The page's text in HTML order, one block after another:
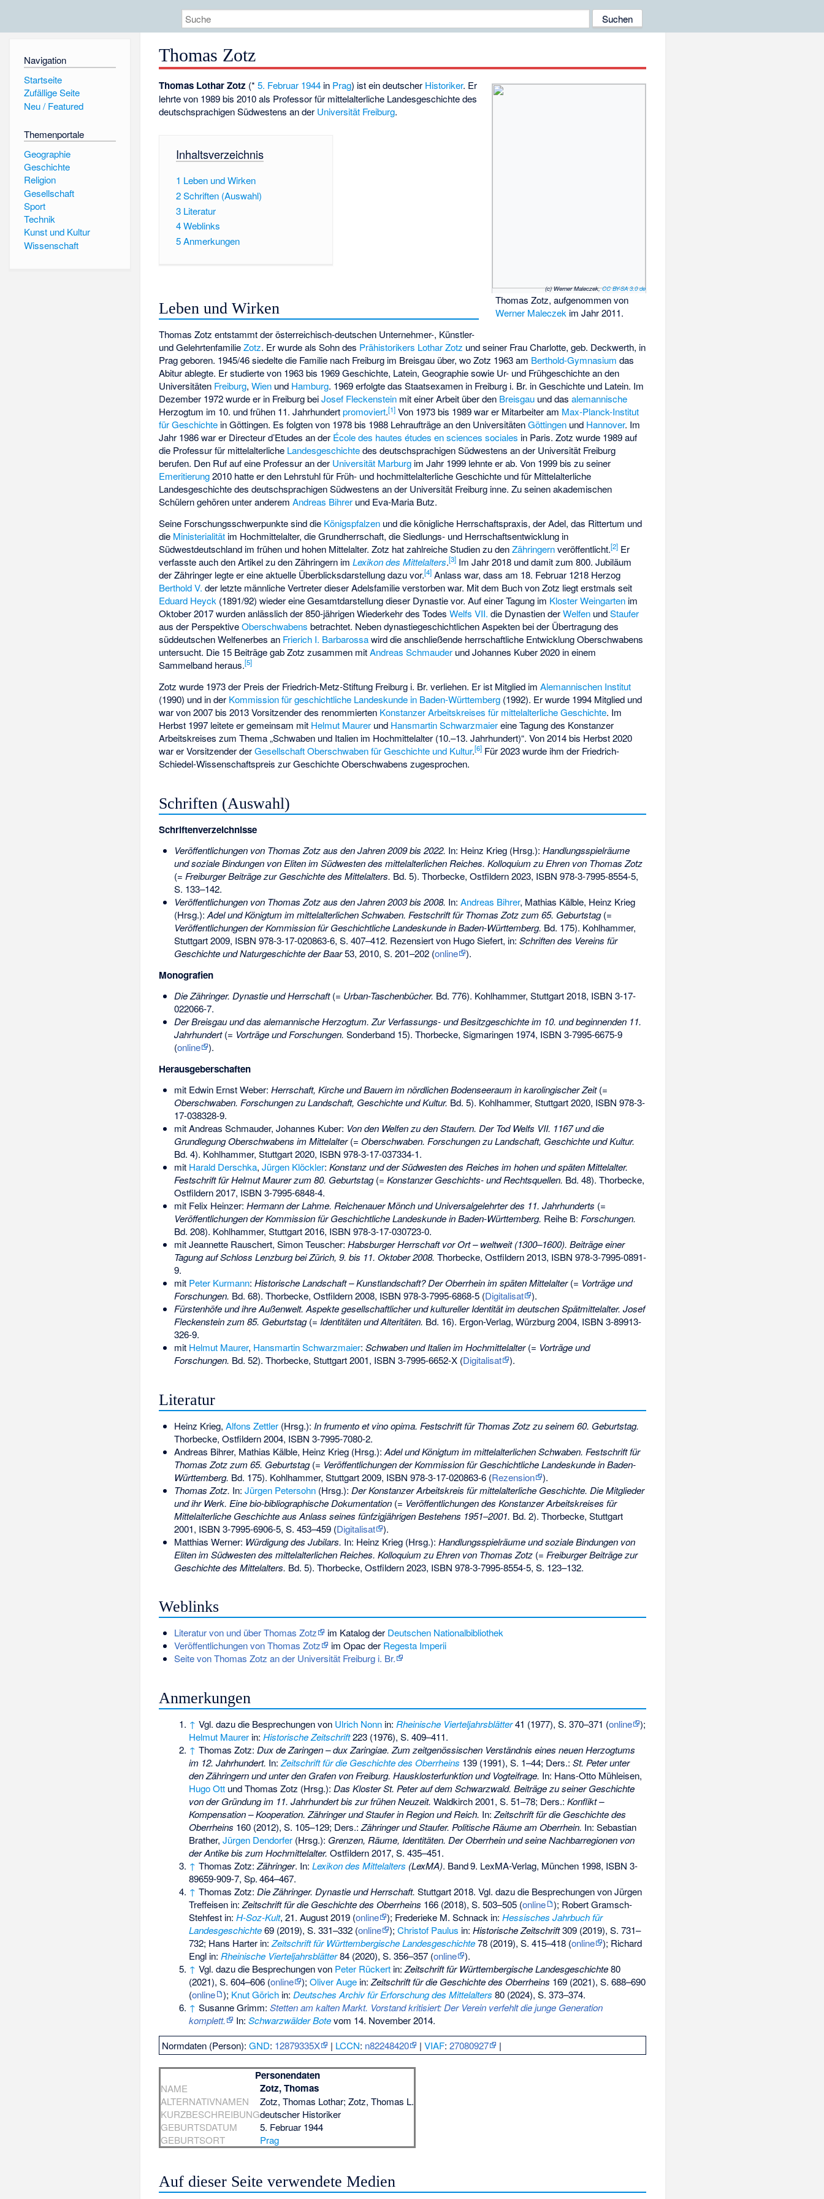
Navigation
Startseite
Zufällige Seite
Neu / Featured
Themenportale
Geographie
Geschichte
Religion
Gesellschaft
Sport
Technik
Kunst und Kultur
Wissenschaft
Thomas Zotz
(c) Werner Maleczek,CC BY-SA 3.0 de
Thomas Zotz, aufgenommen von
Werner Maleczek im Jahr 2011.
Thomas Lothar Zotz (*5. Februar 1944 in Prag) ist ein deutscher Historiker. Er
lehrte von 1989 bis 2010 als Professor für mittelalterliche Landesgeschichte des
deutschsprachigen Südwestens an der Universität Freiburg.
Inhaltsverzeichnis
1 Leben und Wirken
2Schriften (Auswahl)
3 Literatur
4Weblinks
5Anmerkungen
Leben und Wirken
Thomas Zotz entstammt der österreichisch-deutschen Unternehmer-, Künstler-
und GelehrtenfamilieZotz. Er wurde als Sohn des Prähistorikers Lothar Zotz und seiner Frau Charlotte, geb. Deckwerth, in
Prag geboren. 1945/46 siedelte die Familie nach Freiburg im Breisgau über, wo Zotz 1963 am Berthold-Gymnasium das
Abitur ablegte. Er studierte von 1963 bis 1969 Geschichte, Latein, Geographie sowie Ur- und Frühgeschichte an den
Universitäten Freiburg,Wien und Hamburg. 1969 erfolgte das Staatsexamen in Freiburg i. Br. in Geschichte und Latein. Im
Dezember 1972 wurde er in Freiburg beiJosef Fleckenstein mit einer Arbeit über den Breisgau und dasalemannische
Herzogtum im 10. und frühen 11. Jahrhundertpromoviert.[1] Von 1973 bis 1989 war er Mitarbeiter am Max-Planck-Institut
für Geschichte in Göttingen. Es folgten von 1978 bis 1988 Lehraufträge an den UniversitätenGöttingen und Hannover. Im
Jahr 1986 war er Directeur d’Etudes an der École des hautes études en sciences sociales in Paris. Zotz wurde 1989 auf
die Professur für mittelalterliche Landesgeschichtedes deutschsprachigen Südwestens an der Universität Freiburg
berufen. Den Ruf auf eine Professur an der Universität Marburg im Jahr 1999 lehnte er ab. Von 1999 bis zu seiner
Emeritierung2010 hatte er den Lehrstuhl für Früh- und hochmittelalterliche Geschichte und für Mittelalterliche
Landesgeschichte des deutschsprachigen Südwestens an der Universität Freiburg inne. Zu seinen akademischen
Schülern gehören unter anderemAndreas Bihrer und Eva-Maria Butz.
Seine Forschungsschwerpunkte sind die Königspfalzen und die königliche Herrschaftspraxis, der Adel, das Rittertum und
die Ministerialität im Hochmittelalter, die Grundherrschaft, die Siedlungs- und Herrschaftsentwicklung in
Südwestdeutschland im frühen und hohen Mittelalter. Zotz hat zahlreiche Studien zu denZähringernveröffentlicht.[2] Er
verfasste auch den Artikel zu den Zähringern imLexikon des Mittelalters.[3] Im Jahr 2018 und damit zum 800. Jubiläum
der Zähringer legte er eine aktuelle Überblicksdarstellung dazu vor.[4] Anlass war, dass am 18. Februar 1218 Herzog
Berthold V. der letzte männliche Vertreter dieser Adelsfamilie verstorben war. Mit dem Buch von Zotz liegt erstmals seit
Eduard Heyck (1891/92) wieder eine Gesamtdarstellung dieser Dynastie vor. Auf einer Tagung im Kloster Weingarten im
Oktober 2017 wurden anlässlich der 850-jährigen Wiederkehr des TodesWelfs VII. die Dynastien derWelfen undStaufer
aus der PerspektiveOberschwabens betrachtet. Neben dynastiegeschichtlichen Aspekten bei der Übertragung des
süddeutschen Welfenerbes an Frierich I. Barbarossawird die anschließende herrschaftliche Entwicklung Oberschwabens
untersucht. Die 15 Beiträge gab Zotz zusammen mitAndreas Schmauder und Johannes Kuber 2020 in einem
Sammelband heraus.[5]
Zotz wurde 1973 der Preis der Friedrich-Metz-Stiftung Freiburg i. Br. verliehen. Er ist Mitglied imAlemannischen Institut
(1990) und in der Kommission für geschichtliche Landeskunde in Baden-Württemberg (1992). Er wurde 1994 Mitglied und
war von 2007 bis 2013 Vorsitzender des renommierten Konstanzer Arbeitskreises für mittelalterliche Geschichte. Im
Herbst 1997 leitete er gemeinsam mit Helmut Maurer und Hansmartin Schwarzmaiereine Tagung des Konstanzer
Arbeitskreises zum Thema „Schwaben und Italien im Hochmittelalter (10.–13. Jahrhundert)“. Von 2014 bis Herbst 2020
war er Vorsitzender derGesellschaft Oberschwaben für Geschichte und Kultur.[6] Für 2023 wurde ihm der Friedrich-
Schiedel-Wissenschaftspreis zur Geschichte Oberschwabens zugesprochen.
Schriften (Auswahl)
Schriftenverzeichnisse
Veröffentlichungen von Thomas Zotz aus den Jahren 2009 bis 2022. In: Heinz Krieg (Hrsg.): Handlungsspielräume
und soziale Bindungen von Eliten im Südwesten des mittelalterlichen Reiches. Kolloquium zu Ehren von Thomas Zotz
(= Freiburger Beiträge zur Geschichte des Mittelalters. Bd. 5). Thorbecke, Ostfildern 2023, ISBN 978-3-7995-8554-5,
S. 133–142.
Veröffentlichungen von Thomas Zotz aus den Jahren 2003 bis 2008. In: Andreas Bihrer, Mathias Kälble, Heinz Krieg
(Hrsg.):Adel und Königtum im mittelalterlichen Schwaben. Festschrift für Thomas Zotz zum 65. Geburtstag(=
Veröffentlichungen der Kommission für Geschichtliche Landeskunde in Baden-Württemberg. Bd. 175). Kohlhammer,
Stuttgart 2009, ISBN 978-3-17-020863-6, S. 407–412. Rezensiert von Hugo Siefert, in: Schriften des Vereins für
Geschichte und Naturgeschichte der Baar53, 2010, S. 201–202 (online ).
Monografien
Die Zähringer. Dynastie und Herrschaft(= Urban-Taschenbücher. Bd. 776). Kohlhammer, Stuttgart 2018, ISBN 3-17-
022066-7.
Der Breisgau und das alemannische Herzogtum. Zur Verfassungs- und Besitzgeschichte im 10. und beginnenden 11.
Jahrhundert(= Vorträge und Forschungen. Sonderband 15). Thorbecke, Sigmaringen 1974, ISBN 3-7995-6675-9
(online ).
Herausgeberschaften
mit Edwin Ernst Weber: Herrschaft, Kirche und Bauern im nördlichen Bodenseeraum in karolingischer Zeit(=
Oberschwaben. Forschungen zu Landschaft, Geschichte und Kultur. Bd. 5). Kohlhammer, Stuttgart 2020, ISBN 978-3-
17-038328-9.
mit Andreas Schmauder, Johannes Kuber: Von den Welfen zu den Staufern. Der Tod Welfs VII. 1167 und die
Grundlegung Oberschwabens im Mittelalter(= Oberschwaben. Forschungen zu Landschaft, Geschichte und Kultur.
Bd. 4). Kohlhammer, Stuttgart 2020, ISBN 978-3-17-037334-1.
mit Harald Derschka, Jürgen Klöckler: Konstanz und der Südwesten des Reiches im hohen und späten Mittelalter.
Festschrift für Helmut Maurer zum 80. Geburtstag(= Konstanzer Geschichts- und Rechtsquellen. Bd. 48). Thorbecke,
Ostfildern 2017, ISBN 3-7995-6848-4.
mit Felix Heinzer: Hermann der Lahme. Reichenauer Mönch und Universalgelehrter des 11. Jahrhunderts (=
Veröffentlichungen der Kommission für Geschichtliche Landeskunde in Baden-Württemberg. Reihe B: Forschungen.
Bd. 208). Kohlhammer, Stuttgart 2016, ISBN 978-3-17-030723-0.
mit Jeannette Rauschert, Simon Teuscher: Habsburger Herrschaft vor Ort – weltweit (1300–1600). Beiträge einer
Tagung auf Schloss Lenzburg bei Zürich, 9. bis 11. Oktober 2008. Thorbecke, Ostfildern 2013, ISBN 978-3-7995-0891-
9.
mit Peter Kurmann: Historische Landschaft – Kunstlandschaft? Der Oberrhein im späten Mittelalter(= Vorträge und
Forschungen. Bd. 68). Thorbecke, Ostfildern 2008, ISBN 978-3-7995-6868-5(Digitalisat
).
Fürstenhöfe und ihre Außenwelt. Aspekte gesellschaftlicher und kultureller Identität im deutschen Spätmittelalter. Josef
Fleckenstein zum 85. Geburtstag(= Identitäten und Alteritäten. Bd. 16). Ergon-Verlag, Würzburg 2004, ISBN 3-89913-
326-9.
mit Helmut Maurer, Hansmartin Schwarzmaier: Schwaben und Italien im Hochmittelalter(= Vorträge und
Forschungen. Bd. 52). Thorbecke, Stuttgart 2001, ISBN 3-7995-6652-X(Digitalisat ).
Literatur
Heinz Krieg, Alfons Zettler(Hrsg.): In frumento et vino opima. Festschrift für Thomas Zotz zu seinem 60. Geburtstag.
Thorbecke, Ostfildern 2004, ISBN 3-7995-7080-2.
Andreas Bihrer, Mathias Kälble, Heinz Krieg (Hrsg.): Adel und Königtum im mittelalterlichen Schwaben. Festschrift für
Thomas Zotz zum 65. Geburtstag(= Veröffentlichungen der Kommission für Geschichtliche Landeskunde in Baden-
Württemberg. Bd. 175). Kohlhammer, Stuttgart 2009, ISBN 978-3-17-020863-6(Rezension
).
Thomas Zotz. In: Jürgen Petersohn(Hrsg.): Der Konstanzer Arbeitskreis für mittelalterliche Geschichte. Die Mitglieder
und ihr Werk. Eine bio-bibliographische Dokumentation(= Veröffentlichungen des Konstanzer Arbeitskreises für
Mittelalterliche Geschichte aus Anlass seines fünfzigjährigen Bestehens 1951–2001. Bd. 2). Thorbecke, Stuttgart
2001, ISBN 3-7995-6906-5, S. 453–459 (Digitalisat
).
Matthias Werner: Würdigung des Jubilars. In: Heinz Krieg (Hrsg.): Handlungsspielräume und soziale Bindungen von
Eliten im Südwesten des mittelalterlichen Reiches. Kolloquium zu Ehren von Thomas Zotz(= Freiburger Beiträge zur
Geschichte des Mittelalters. Bd. 5). Thorbecke, Ostfildern 2023, ISBN 978-3-7995-8554-5, S. 123–132.
Weblinks
Literatur von und über Thomas Zotz im Katalog der Deutschen Nationalbibliothek
Veröffentlichungen von Thomas Zotz
im Opac der Regesta Imperii
Seite von Thomas Zotz an der Universität Freiburg i. Br.
Anmerkungen
↑ Vgl. dazu die Besprechungen von Ulrich Nonn in: Rheinische Vierteljahrsblätter41 (1977), S. 370–371 (online
);
Helmut Maurer in: Historische Zeitschrift223 (1976), S. 409–411.
↑ Thomas Zotz: Dux de Zaringen – dux Zaringiae. Zum zeitgenössischen Verständnis eines neuen Herzogtums
im 12. Jahrhundert. In: Zeitschrift für die Geschichte des Oberrheins 139 (1991), S. 1–44; Ders.: St. Peter unter
den Zähringern und unter den Grafen von Freiburg. Hausklosterfunktion und Vogteifrage. In: Hans-Otto Mühleisen,
Hugo Ott und Thomas Zotz (Hrsg.): Das Kloster St. Peter auf dem Schwarzwald. Beiträge zu seiner Geschichte
von der Gründung im 11. Jahrhundert bis zur frühen Neuzeit. Waldkirch 2001, S. 51–78; Ders.: Konflikt –
Kompensation – Kooperation. Zähringer und Staufer in Region und Reich. In: Zeitschrift für die Geschichte des
Oberrheins 160 (2012), S. 105–129; Ders.: Zähringer und Staufer. Politische Räume am Oberrhein. In: Sebastian
Brather, Jürgen Dendorfer (Hrsg.): Grenzen, Räume, Identitäten. Der Oberrhein und seine Nachbarregionen von
der Antike bis zum Hochmittelalter. Ostfildern 2017, S. 435–451.
↑ Thomas Zotz: Zähringer. In: Lexikon des Mittelalters (LexMA). Band9. LexMA-Verlag, München 1998, ISBN 3-
89659-909-7, Sp.464–467.
↑ Thomas Zotz: Die Zähringer. Dynastie und Herrschaft. Stuttgart 2018. Vgl. dazu die Besprechungen von Jürgen
Treffeisen in: Zeitschrift für die Geschichte des Oberrheins 166 (2018), S. 503–505 (online
); Robert Gramsch-
Stehfest in: H-Soz-Kult, 21. August 2019 (online ); Frederieke M. Schnack in: Hessisches Jahrbuch für
Landesgeschichte69 (2019), S. 331–332 (online ); Christof Paulus in: Historische Zeitschrift309 (2019), S. 731–
732; Hans Harter in: Zeitschrift für Württembergische Landesgeschichte78 (2019), S. 415–418 (online
); Richard
Engl in: Rheinische Vierteljahrsblätter84 (2020), S. 356–357 (online
).
↑ Vgl. dazu die Besprechungen von Peter Rückert in: Zeitschrift für Württembergische Landesgeschichte80
(2021), S. 604–606 (online ); Oliver Auge in: Zeitschrift für die Geschichte des Oberrheins 169 (2021), S. 688–690
(online ); Knut Görich in: Deutsches Archiv für Erforschung des Mittelalters 80 (2024), S. 373–374.
↑ Susanne Grimm: Stetten am kalten Markt. Vorstand kritisiert: Der Verein verfehlt die junge Generation
komplett.
In: Schwarzwälder Botevom 14. November 2014.
Normdaten (Person):GND: 12879335X | LCCN: n82248420 |VIAF:27080927 |
Personendaten
NAME Zotz, Thomas
ALTERNATIVNAMEN
Zotz, Thomas Lothar; Zotz, Thomas L.
KURZBESCHREIBUNGdeutscher Historiker
GEBURTSDATUM
5. Februar 1944
GEBURTSORT
Prag
Auf dieser Seite verwendete Medien